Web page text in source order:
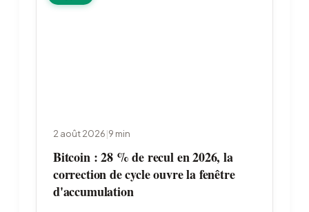
2 août 2026|9 min
Bitcoin : 28 % de recul en 2026, la
correction de cycle ouvre la fenêtre
d'accumulation